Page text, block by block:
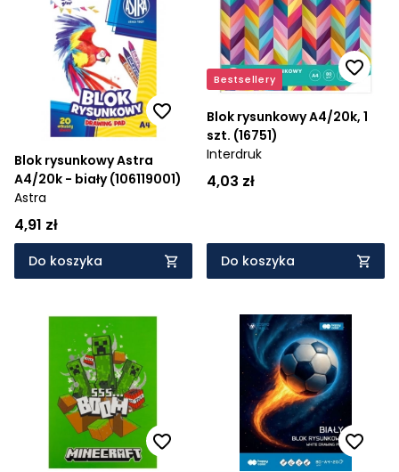
Popularne
Cena rosnąco
Cena malejąco
Od najnowszych
Od najstarszych
Blok rysunkowy Astra
A4/20k - biały (106119001)
Astra
4,91 zł
Do koszyka
Bestsellery
Blok rysunkowy A4/20k, 1
szt. (16751)
Interdruk
4,03 zł
Do koszyka